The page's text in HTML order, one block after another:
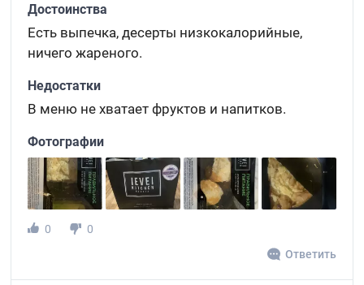
Достоинства
Есть выпечка, десерты низкокалорийные,
ничего жареного.
Недостатки
В меню не хватает фруктов и напитков.
Фотографии
0
0
Ответить